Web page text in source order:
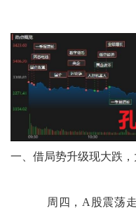
一、借局势升级现大跌，
周四，A股震荡